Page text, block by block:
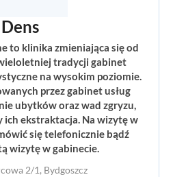
Dens
to klinika zmieniająca się od
tradycji gabinet
na wysokim poziomie.
przez gabinet usług
ubytków oraz wad zgryzu,
ich ekstraktacja. Na wizytę w
się telefonicznie bądź
wizytę w gabinecie.
2/1, Bydgoszcz